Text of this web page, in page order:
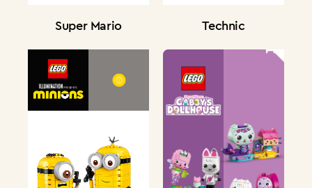
Super Mario Technic